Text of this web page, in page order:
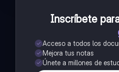
Inscríbete
Acceso a todos los
Mejora tus notas
Únete a millones de